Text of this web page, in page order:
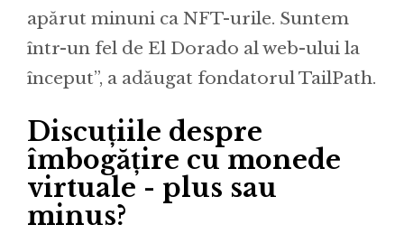
apărut minuni ca NFT-urile. Suntem
într-un fel de El Dorado al web-ului la
început”, a adăugat fondatorul TailPath.
Discuțiile despre
îmbogățire cu monede
virtuale - plus sau
minus?